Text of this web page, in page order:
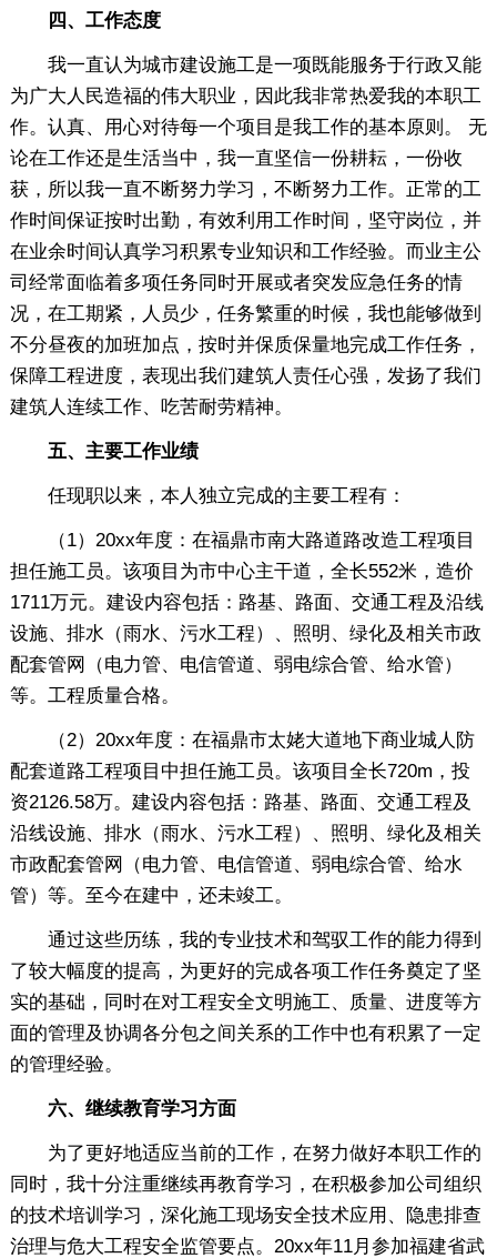
四、工作态度
我一直认为城市建设施工是一项既能服务于行政又能
为广大人民造福的伟大职业，因此我非常热爱我的本职工
作。认真、用心对待每一个项目是我工作的基本原则。 无
论在工作还是生活当中，我一直坚信一份耕耘，一份收
获，所以我一直不断努力学习，不断努力工作。正常的工
作时间保证按时出勤，有效利用工作时间，坚守岗位，并
在业余时间认真学习积累专业知识和工作经验。而业主公
司经常面临着多项任务同时开展或者突发应急任务的情
况，在工期紧，人员少，任务繁重的时候，我也能够做到
不分昼夜的加班加点，按时并保质保量地完成工作任务，
保障工程进度，表现出我们建筑人责任心强，发扬了我们
建筑人连续工作、吃苦耐劳精神。
五、主要工作业绩
任现职以来，本人独立完成的主要工程有：
（1）20xx年度：在福鼎市南大路道路改造工程项目
担任施工员。该项目为市中心主干道，全长552米，造价
1711万元。建设内容包括：路基、路面、交通工程及沿线
设施、排水（雨水、污水工程）、照明、绿化及相关市政
配套管网（电力管、电信管道、弱电综合管、给水管）
等。工程质量合格。
（2）20xx年度：在福鼎市太姥大道地下商业城人防
配套道路工程项目中担任施工员。该项目全长720m，投
资2126.58万。建设内容包括：路基、路面、交通工程及
沿线设施、排水（雨水、污水工程）、照明、绿化及相关
市政配套管网（电力管、电信管道、弱电综合管、给水
管）等。至今在建中，还未竣工。
通过这些历练，我的专业技术和驾驭工作的能力得到
了较大幅度的提高，为更好的完成各项工作任务奠定了坚
实的基础，同时在对工程安全文明施工、质量、进度等方
面的管理及协调各分包之间关系的工作中也有积累了一定
的管理经验。
六、继续教育学习方面
为了更好地适应当前的工作，在努力做好本职工作的
同时，我十分注重继续再教育学习，在积极参加公司组织
的技术培训学习，深化施工现场安全技术应用、隐患排查
治理与危大工程安全监管要点。20xx年11月参加福建省武